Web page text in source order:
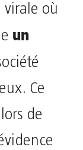
virale où
un
Ce
de